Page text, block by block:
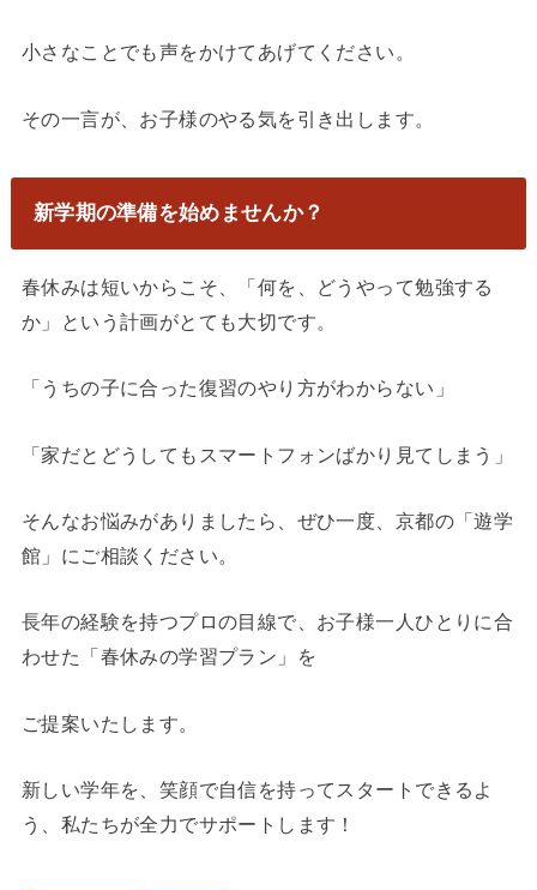
小さなことでも声をかけてあげてください。
その一言が、お子様のやる気を引き出します。
新学期の準備を始めませんか？
春休みは短いからこそ、「何を、どうやって勉強する
か」という計画がとても大切です。
「うちの子に合った復習のやり方がわからない」
「家だとどうしてもスマートフォンばかり見てしまう」
そんなお悩みがありましたら、ぜひ一度、京都の「遊学
館」にご相談ください。
長年の経験を持つプロの目線で、お子様一人ひとりに合
わせた「春休みの学習プラン」を
ご提案いたします。
新しい学年を、笑顔で自信を持ってスタートできるよ
う、私たちが全力でサポートします！